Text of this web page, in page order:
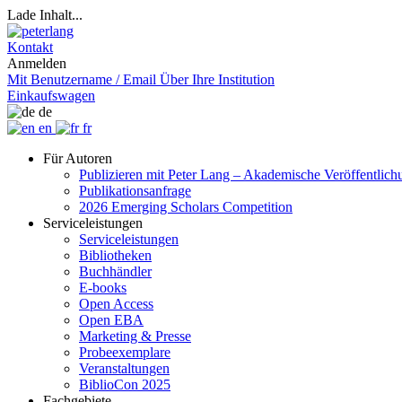
Lade Inhalt...
Kontakt
Anmelden
Mit Benutzername / Email Über Ihre Institution
Einkaufswagen
de
en
fr
Für Autoren
Publizieren mit Peter Lang – Akademische
Publikationsanfrage
2026 Emerging Scholars Competition
Serviceleistungen
Serviceleistungen
Bibliotheken
Buchhändler
E-books
Open Access
Open EBA
Marketing & Presse
Probeexemplare
Veranstaltungen
BiblioCon 2025